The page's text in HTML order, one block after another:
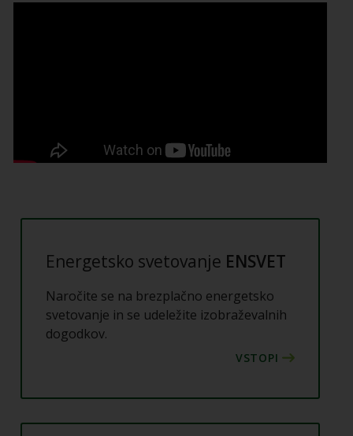
Energetsko svetovanje ENSVET
Naročite se na brezplačno energetsko
svetovanje in se udeležite izobraževalnih
dogodkov.